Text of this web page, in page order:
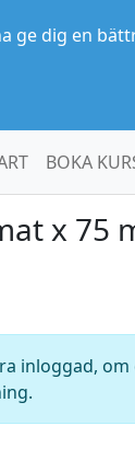
ge dig en
BOKA
x 75
inloggad,